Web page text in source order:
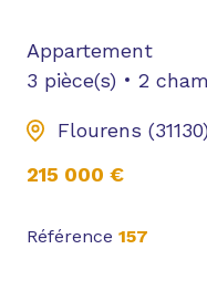
Appartement
3 pièce(s)
2
Flourens (31130)
215 000 €
Référence 157